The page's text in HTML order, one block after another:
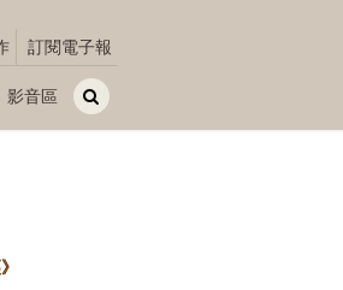
訂閱電子報
影音區